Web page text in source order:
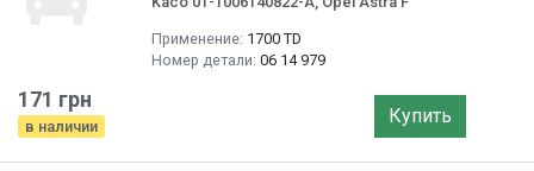
Применение: 1700 TD
Номер детали: 06 14 979
171 грн
в наличии Купить